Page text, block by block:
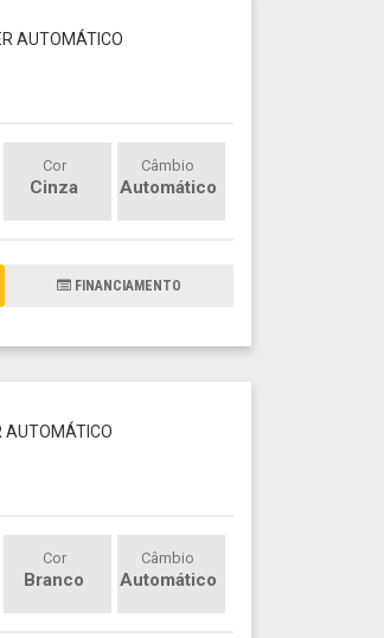
AUTOMÁTICO
Cor
Cinza
Câmbio
Automático
FINANCIAMENTO
AUTOMÁTICO
Cor
Branco
Câmbio
Automático